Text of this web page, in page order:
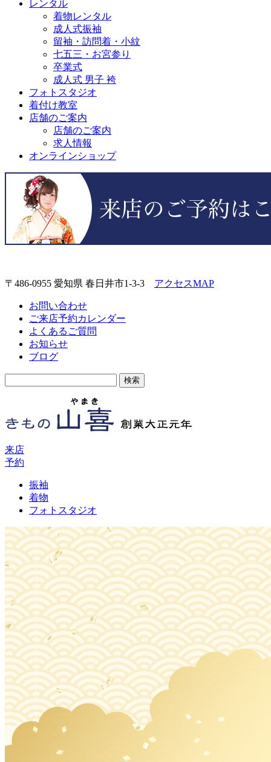
レンタル
着物レンタル
成人式振袖
留袖・訪問着・小紋
七五三・お宮参り
卒業式
成人式 男子 袴
フォトスタジオ
着付け教室
店舗のご案内
店舗のご案内
求人情報
オンラインショップ
〒486-0955 愛知県 春日井市1-3-3 アクセスMAP
お問い合わせ
ご来店予約カレンダー
よくあるご質問
お知らせ
ブログ
来店
予約
振袖
着物
フォトスタジオ